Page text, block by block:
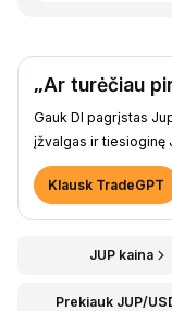
„Ar turėčiau
Gauk DI pagrįstas
įžvalgas ir tiesioginę
Klausk TradeGPT
JUP kaina
Prekiauk JUP/